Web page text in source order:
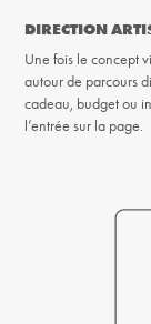
DIRECTION
Une fois le concept
autour de parcours
cadeau, budget ou
l’entrée sur la page.​​​​​​​